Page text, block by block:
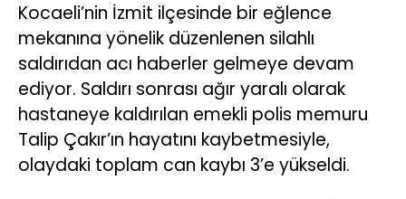
Kocaeli’nin İzmit ilçesinde bir eğlence
mekanına yönelik düzenlenen silahlı
saldırıdan acı haberler gelmeye devam
ediyor. Saldırı sonrası ağır yaralı olarak
hastaneye kaldırılan emekli polis memuru
Talip Çakır’ın hayatını kaybetmesiyle,
olaydaki toplam can kaybı 3’e yükseldi.